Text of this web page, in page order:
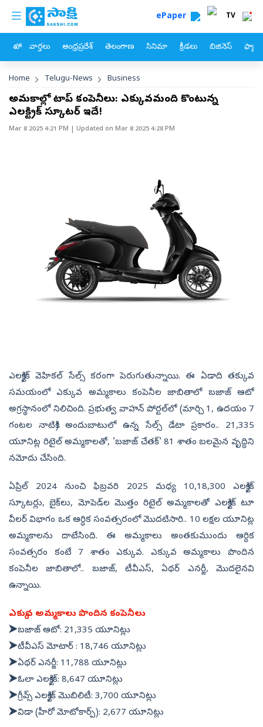
Skip to main content
custom menu ePaper TV
హోం వార్తలు ఆంధ్రప్రదేశ్ తెలంగాణ సినిమా క్రీడలు బిజినెస్
Breadcrumb
Home Telugu-News Business
అమ్మకాల్లో టాప్ కంపెనీలు: ఎక్కువమంది కొంటున్న
ఎలక్ట్రిక్ స్కూటర్ ఇదే!
Mar 8 2025 4:21 PM | Updated on Mar 8 2025 4:28 PM
ఎలక్ట్రిక్ వెహికల్ సేల్స్ కరంగా పెరుగుతున్నాయి. ఈ ఏడాది తక్కువ
సమయంలో ఎక్కువ అమ్మకాలు కంపెనీల జాబితాలో బజాజ్ ఆటో
అగ్రస్థానంలో నిలిచింది. ప్రభుత్వ వాహన్ పోర్టల్‌లో (మార్చి 1, ఉదయం 7
గంటల నాటికి) అందుబాటులో ఉన్న సేల్స్ డేటా ప్రకారం.. 21,335
యూనిట్ల రిటైల్ అమ్మకాలతో, 'బజాజ్ చేతక్' 81 శాతం బలమైన వృద్ధిని
నమోదు చేసింది.
ఏప్రిల్ 2024 నుంచి ఫిబ్రవరి 2025 మధ్య 10,18,300 ఎలక్ట్రిక్
స్కూటర్లు, బైక్‌లు, మోపెడ్‌ల మొత్తం రిటైల్ అమ్మకాలతో ఎలక్ట్రిక్ టూ
వీలర్ విభాగం ఒక ఆర్ధిక సంవత్సరంలో మొదటిసారి.. 10 లక్షల యూనిట్ల
అమ్మకాలను దాటేసింది. ఈ అమ్మకాలు అంతకుముందు ఆర్ధిక
సంవత్సరం కంటే 7 శాతం ఎక్కువ. ఎక్కువ అమ్మకాలు పొందిన
కంపెనీల జాబితాలో.. బజాజ్, టీవీఎస్, ఏథర్ ఎనర్జీ, మొదలైనవి
ఉన్నాయి.
ఎక్కువ అమ్మకాలు పొందిన కంపెనీలు
➤బజాజ్ ఆటో: 21,335 యూనిట్లు
➤టీవీఎస్ మోటార్ : 18,746 యూనిట్లు
➤ఏథర్ ఎనర్జీ: 11,788 యూనిట్లు
➤ఓలా ఎలక్ట్రిక్: 8,647 యూనిట్లు
➤గ్రీవ్స్ ఎలక్ట్రిక్ మొబిలిటీ: 3,700 యూనిట్లు
➤విడా (హీరో మోటోకార్ప్): 2,677 యూనిట్లు